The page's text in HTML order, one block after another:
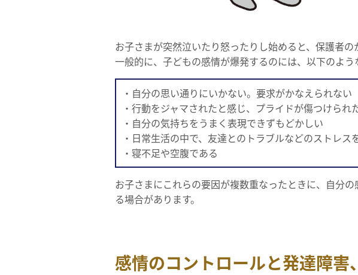
お子さまが突然泣いたり怒ったりし始めると、保護者
一般的に、子どもの感情が爆発するのには、以下のよう
・自分の思い通りにいかない。要求がかなえられない
・行動をジャマされたと感じ、プライドが傷つけられ
・自分の気持ちをうまく表現できずもどかしい
・日常生活の中で、友達とのトラブルなどのストレス
・寝不足や空腹である
お子さまにこれらの要因が複数重なったときに、自分
る場合があります。
感情のコントロールと発達障害